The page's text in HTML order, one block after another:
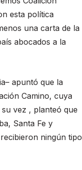
esta política
una carta de la
abocados a la
apuntó que la
Camino, cuya
vez , planteó que
Santa Fe y
ningún tipo